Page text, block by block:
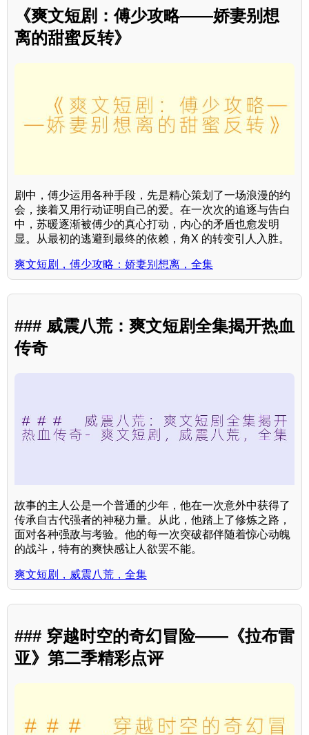
《爽文短剧：傅少攻略——娇妻别想
离的甜蜜反转》
剧中，傅少运用各种手段，先是精心策划了一场浪漫的约
会，接着又用行动证明自己的爱。在一次次的追逐与告白
中，苏暖逐渐被傅少的真心打动，内心的矛盾也愈发明
显。从最初的逃避到最终的依赖，角X 的转变引人入胜。
爽文短剧，傅少攻略：娇妻别想离，全集
### 威震八荒：爽文短剧全集揭开热血
传奇
故事的主人公是一个普通的少年，他在一次意外中获得了
传承自古代强者的神秘力量。从此，他踏上了修炼之路，
面对各种强敌与考验。他的每一次突破都伴随着惊心动魄
的战斗，特有的爽快感让人欲罢不能。
爽文短剧，威震八荒，全集
### 穿越时空的奇幻冒险——《拉布雷
亚》第二季精彩点评